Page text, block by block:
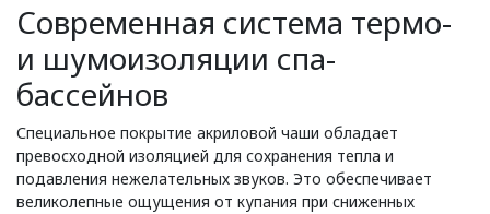
Современная система термо-
и шумоизоляции спа-
бассейнов
Специальное покрытие акриловой чаши обладает
превосходной изоляцией для сохранения тепла и
подавления нежелательных звуков. Это обеспечивает
великолепные ощущения от купания при сниженных